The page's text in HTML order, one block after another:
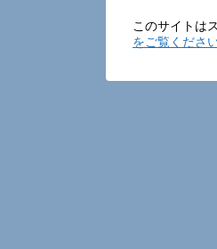
このサイトは
をご覧くださ